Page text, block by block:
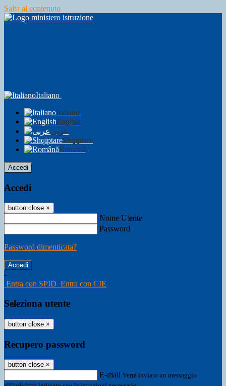
Salta al contenuto
Italiano
Italiano
English
عربى
Shqiptare
Română
Accedi
Accedi
button close ×
Nome Utente
Password
Password dimenticata?
-
Entra con SPID Entra con CIE
Seleziona utente
button close ×
Recupero password
button close ×
E-mail Verrà inviato un messaggio